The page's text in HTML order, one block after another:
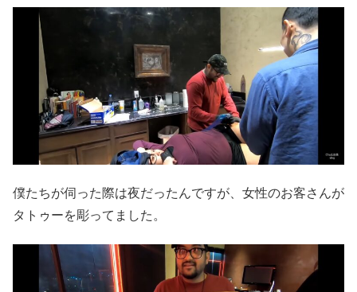
僕たちが伺った際は夜だったんですが、女性のお客さんが
タトゥーを彫ってました。